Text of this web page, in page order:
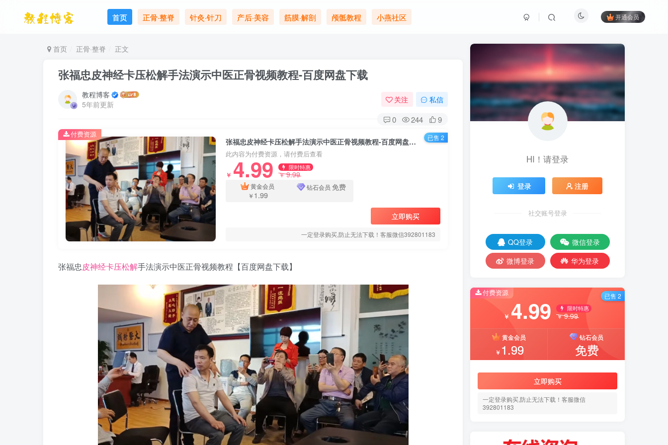
首页 正骨·整脊 针灸·针刀 产后·美容 筋膜·解剖 颅骶教程 小燕社区 开通会员
首页 正骨·整脊 正文
张福忠皮神经卡压松解手法演示中医正骨视频教程-百度网盘下载
教程博客
5年前更新
关注 私信
0 244 9
张福忠皮神经卡压松解手法演示中医正骨视频教程-百度网盘下载
此内容为付费资源，请付费后查看
￥ 4.99 限时特惠
￥9.99
黄金会员
￥ 1.99
钻石会员 免费
立即购买
一定登录购买,防止无法下载！客服微信392801183
付费资源 已售 2
张福忠皮神经卡压松解手法演示中医正骨视频教程【百度网盘下载】
HI！请登录
登录 注册
社交账号登录
QQ登录
微信登录
微博登录
华为登录
付费资源
￥ 4.99 限时特惠
￥9.99
黄金会员
￥ 1.99
钻石会员
免费
立即购买
一定登录购买,防止无法下载！客服微信
392801183
已售 2